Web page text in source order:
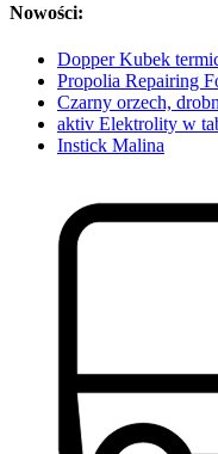
Nowości:
Dopper Kubek
Propolia Repairing
Czarny orzech,
aktiv Elektrolity w
Instick Malina